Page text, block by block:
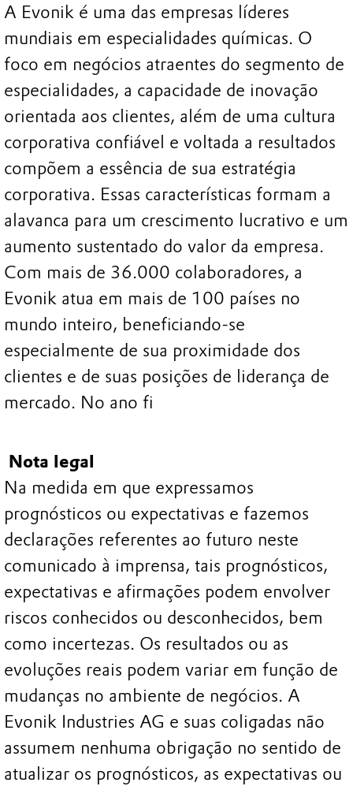
A Evonik é uma das empresas líderes
mundiais em especialidades químicas. O
foco em negócios atraentes do segmento de
especialidades, a capacidade de inovação
orientada aos clientes, além de uma cultura
corporativa confiável e voltada a resultados
compõem a essência de sua estratégia
corporativa. Essas características formam a
alavanca para um crescimento lucrativo e um
aumento sustentado do valor da empresa.
Com mais de 36.000 colaboradores, a
Evonik atua em mais de 100 países no
mundo inteiro, beneficiando-se
especialmente de sua proximidade dos
clientes e de suas posições de liderança de
mercado. No ano fi
Nota legal
Na medida em que expressamos
prognósticos ou expectativas e fazemos
declarações referentes ao futuro neste
comunicado à imprensa, tais prognósticos,
expectativas e afirmações podem envolver
riscos conhecidos ou desconhecidos, bem
como incertezas. Os resultados ou as
evoluções reais podem variar em função de
mudanças no ambiente de negócios. A
Evonik Industries AG e suas coligadas não
assumem nenhuma obrigação no sentido de
atualizar os prognósticos, as expectativas ou